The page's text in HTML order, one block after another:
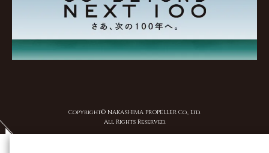
Copyright© NAKASHIMA PROPELLER Co., Ltd.
All Rights Reserved.